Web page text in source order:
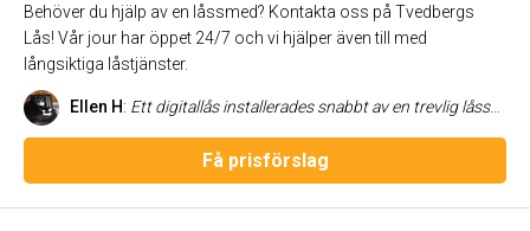
Behöver du hjälp av en låssmed? Kontakta oss på Tvedbergs
Lås! Vår jour har öppet 24/7 och vi hjälper även till med
långsiktiga låstjänster.
Ellen H: Ett digitallås installerades snabbt av en trevlig låssmed. Låset fungerar utan några problem.
Få prisförslag